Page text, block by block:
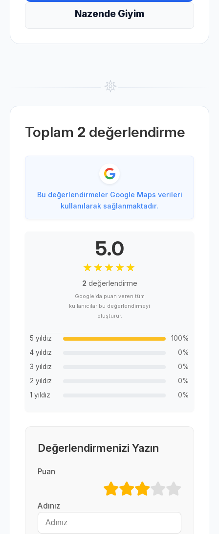
Nazende Giyim
Toplam 2 değerlendirme
Bu değerlendirmeler Google Maps verileri
kullanılarak sağlanmaktadır.
5.0
2 değerlendirme
Google'da puan veren tüm
kullanıcılar bu değerlendirmeyi
oluşturur.
5 yıldız
100%
4 yıldız
0%
3 yıldız
0%
2 yıldız
0%
1 yıldız
0%
Değerlendirmenizi Yazın
Puan
Adınız